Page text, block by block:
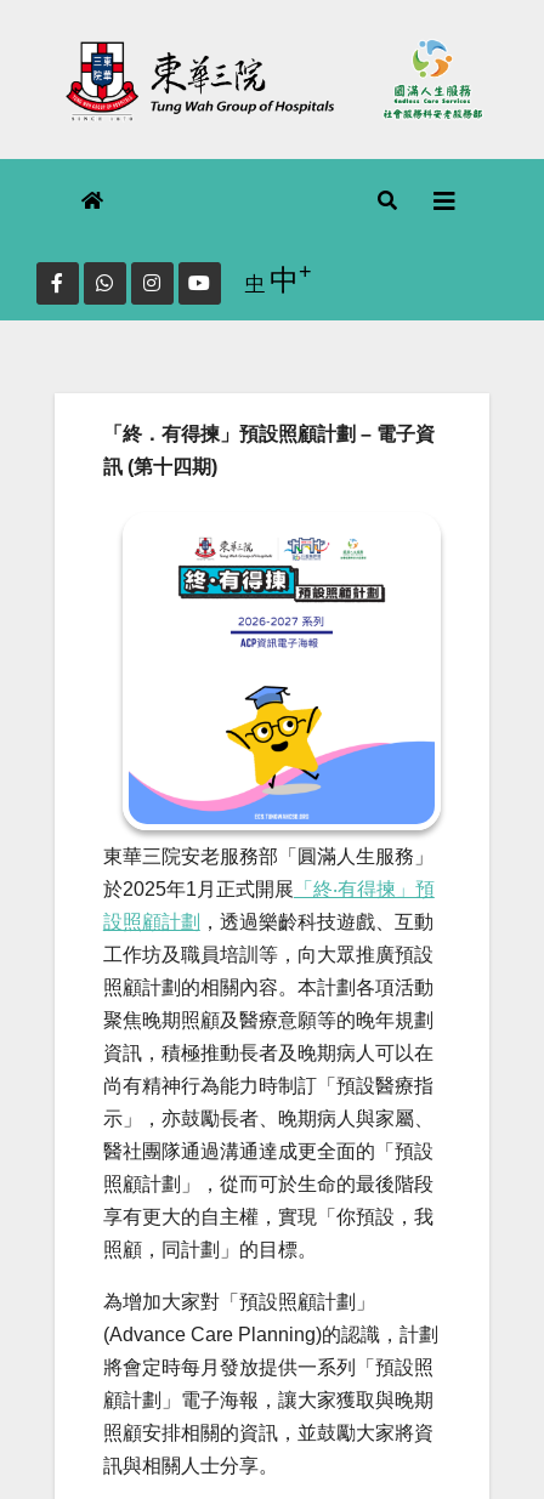
中 Reset
中Increase font size.
+
「終．有得揀」預設照顧計劃 – 電子資
訊 (第十四期)
東華三院安老服務部「圓滿人生服務」
於2025年1月正式開展 「終‧有得揀」預
設照顧計劃
，透過樂齡科技遊戲、互動
工作坊及職員培訓等，向大眾推廣預設
照顧計劃的相關內容。本計劃各項活動
聚焦晚期照顧及醫療意願等的晚年規劃
資訊，積極推動長者及晚期病人可以在
尚有精神行為能力時制訂「預設醫療指
示」，亦鼓勵長者、晚期病人與家屬、
醫社團隊通過溝通達成更全面的「預設
照顧計劃」，從而可於生命的最後階段
享有更大的自主權，實現「你預設，我
照顧，同計劃」的目標。
為增加大家對「預設照顧計劃」
(Advance Care Planning)的認識，計劃
將會定時每月發放提供一系列「預設照
顧計劃」電子海報，讓大家獲取與晚期
照顧安排相關的資訊，並鼓勵大家將資
訊與相關人士分享。